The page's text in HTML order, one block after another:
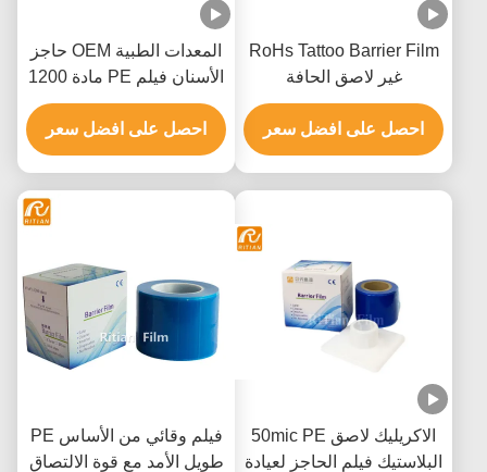
RoHs Tattoo Barrier Film
غير لاصق الحافة
احصل على افضل سعر
المعدات الطبية OEM حاجز
الأسنان فيلم PE مادة 1200
ورقة
احصل على افضل سعر
الاكريليك لاصق 50mic PE
البلاستيك فيلم الحاجز لعيادة
فيلم وقائي من الأساس PE
طويل الأمد مع قوة الالتصاق